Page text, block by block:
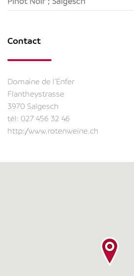
Contact
Domaine de l’Enfer
Flantheystrasse
3970 Salgesch
tél: 027 456 32 46
http://www.rotenweine.ch